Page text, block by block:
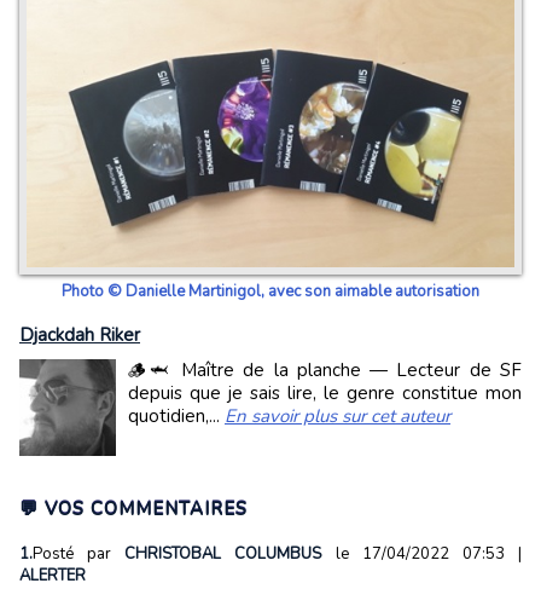
Photo © Danielle Martinigol, avec son aimable autorisation
Djackdah Riker
🪵🦈 Maître de la planche — Lecteur de SF
depuis que je sais lire, le genre constitue mon
quotidien,... En savoir plus sur cet auteur
💬 VOS COMMENTAIRES
1.Posté parCHRISTOBAL COLUMBUS le 17/04/2022 07:53 |
ALERTER